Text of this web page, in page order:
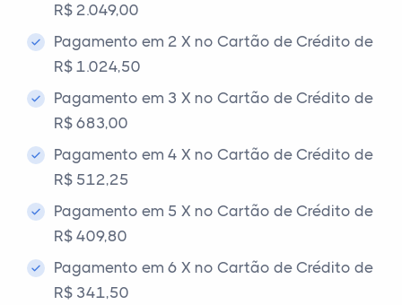
R$ 2.049,00
Pagamento em 2 X no Cartão de Crédito de
R$ 1.024,50
Pagamento em 3 X no Cartão de Crédito de
R$ 683,00
Pagamento em 4 X no Cartão de Crédito de
R$ 512,25
Pagamento em 5 X no Cartão de Crédito de
R$ 409,80
Pagamento em 6 X no Cartão de Crédito de
R$ 341,50